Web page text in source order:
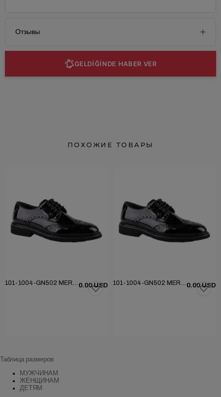
Отзывы
GELDİĞİNDE HABER VER
ПОХОЖИЕ ТОВАРЫ
0.00 USD 0.00 USD
Таблица размеров
МУЖЧИНАМ
ЖЕНЩИНАМ
ДЕТЯМ